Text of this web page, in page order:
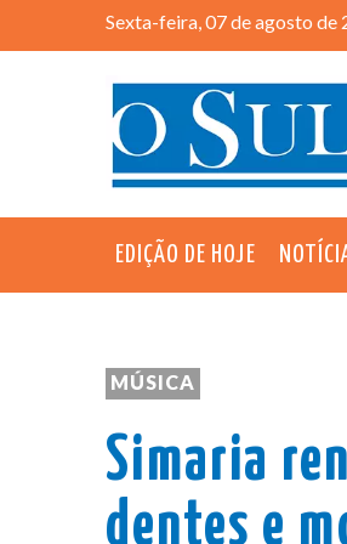
Sexta-feira, 07 de agosto de
EDIÇÃO DE HOJE
MÚSICA
Simaria
dentes e